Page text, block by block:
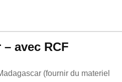
avec RCF
(fournir du materiel